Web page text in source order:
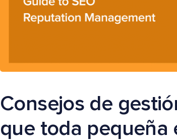
Consejos de
que toda pequeña